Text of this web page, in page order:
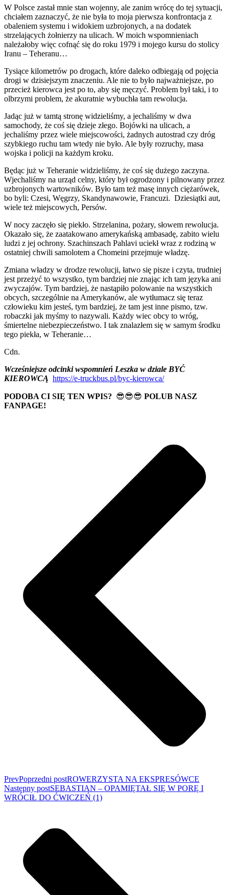
W Polsce zastał mnie stan wojenny, ale zanim wrócę do tej sytuacji,
chciałem zaznaczyć, że nie była to moja pierwsza konfrontacja z
obaleniem systemu i widokiem uzbrojonych, a na dodatek
strzelających żołnierzy na ulicach. W moich wspomnieniach
należałoby więc cofnąć się do roku 1979 i mojego kursu do stolicy
Iranu – Teheranu…
Tysiące kilometrów po drogach, które daleko odbiegają od pojęcia
drogi w dzisiejszym znaczeniu. Ale nie to było najważniejsze, po
przecież kierowca jest po to, aby się męczyć. Problem był taki, i to
olbrzymi problem, że akuratnie wybuchła tam rewolucja.
Jadąc już w tamtą stronę widzieliśmy, a jechaliśmy w dwa
samochody, że coś się dzieje złego. Bojówki na ulicach, a
jechaliśmy przez wiele miejscowości, żadnych autostrad czy dróg
szybkiego ruchu tam wtedy nie było. Ale były rozruchy, masa
wojska i policji na każdym kroku.
Będąc już w Teheranie widzieliśmy, że coś się dużego zaczyna.
Wjechaliśmy na urząd celny, który był ogrodzony i pilnowany przez
uzbrojonych wartowników. Było tam też masę innych ciężarówek,
bo byli: Czesi, Węgrzy, Skandynawowie, Francuzi. Dziesiątki aut,
wiele też miejscowych, Persów.
W nocy zaczęło się piekło. Strzelanina, pożary, słowem rewolucja.
Okazało się, że zaatakowano amerykańską ambasadę, zabito wielu
ludzi z jej ochrony. Szachinszach Pahlavi uciekł wraz z rodziną w
ostatniej chwili samolotem a Chomeini przejmuje władzę.
Zmiana władzy w drodze rewolucji, łatwo się pisze i czyta, trudniej
jest przeżyć to wszystko, tym bardziej nie znając ich tam języka ani
zwyczajów. Tym bardziej, że nastąpiło polowanie na wszystkich
obcych, szczególnie na Amerykanów, ale wytłumacz się teraz
człowieku kim jesteś, tym bardziej, że tam jest inne pismo, tzw.
robaczki jak myśmy to nazywali. Każdy wiec obcy to wróg,
śmiertelne niebezpieczeństwo. I tak znalazłem się w samym środku
tego piekła, w Teheranie…
Cdn.
Wcześniejsze odcinki wspomnień Leszka w dziale BYĆ
KIEROWCĄ https://e-truckbus.pl/byc-kierowca/
PODOBA CI SIĘ TEN WPIS? 😎😎😎 POLUB NASZ
FANPAGE!
PrevPoprzedni postROWERZYSTA NA EKSPRESÓWCE
Następny postSEBASTIAN – OPAMIĘTAŁ SIĘ W PORĘ I
WRÓCIŁ DO ĆWICZEŃ (1)